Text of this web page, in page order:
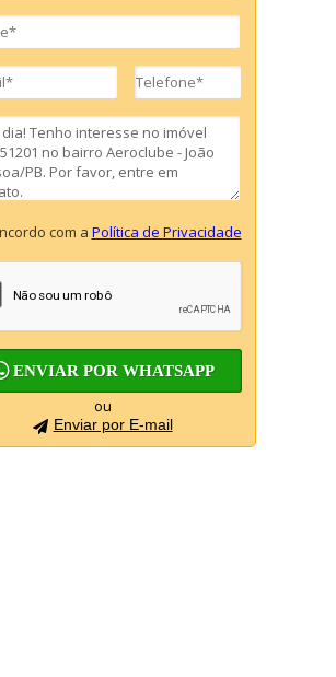
com a Política de Privacidade
ENVIAR POR WHATSAPP
ou
Enviar por E-mail